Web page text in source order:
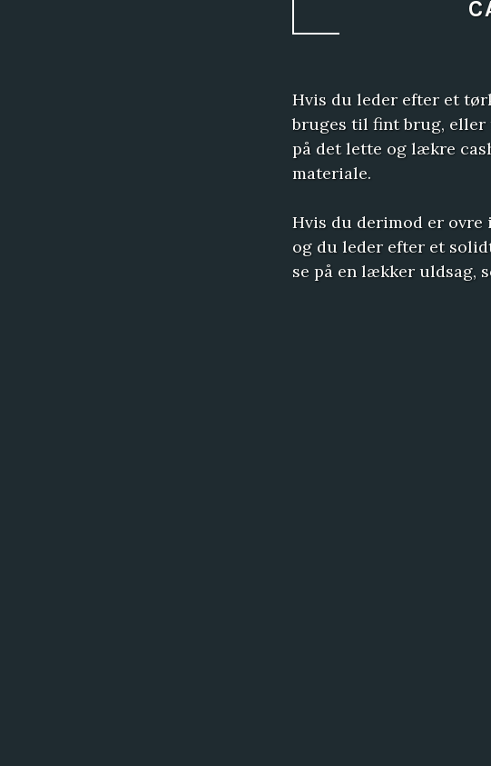
Hvis du leder efter et
bruges til fint brug, eller
på det lette og lækre
materiale.
Hvis du derimod er ovre
og du leder efter et
se på en lækker uldsag,